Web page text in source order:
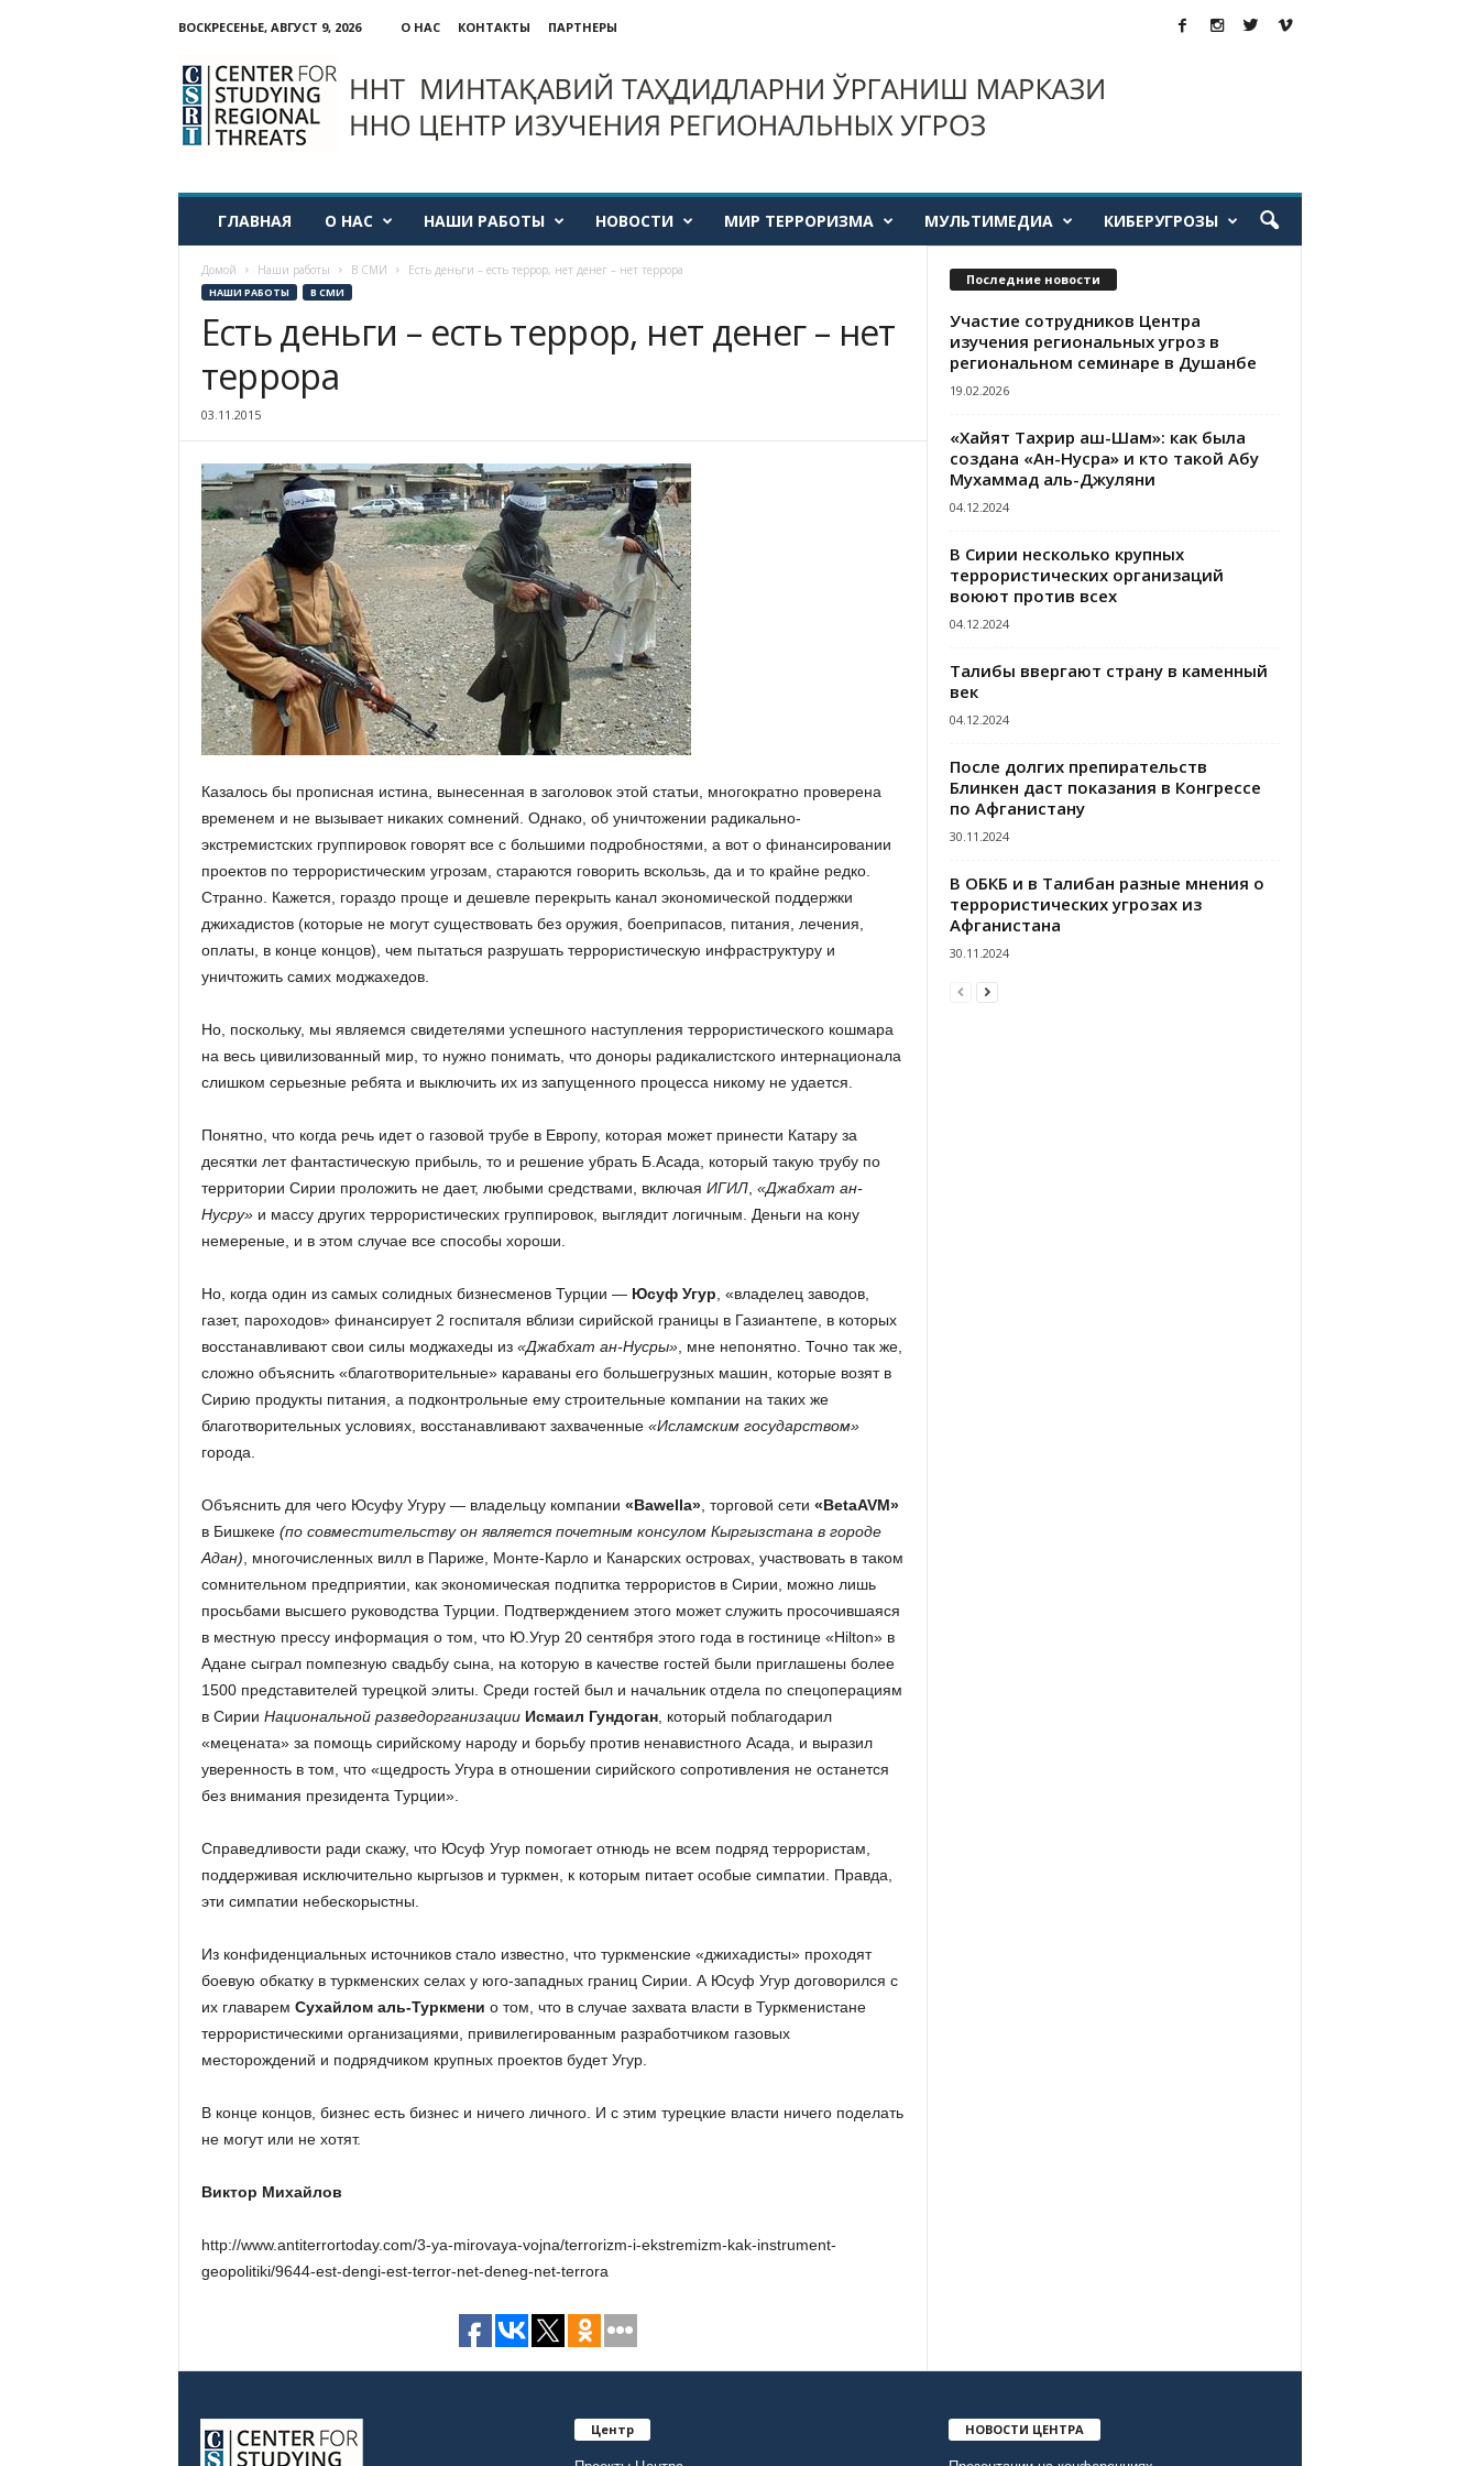
ВОСКРЕСЕНЬЕ, АВГУСТ 9, 2026 О НАС КОНТАКТЫ
ПАРТНЕРЫ
Центр
изучения
региональных
угроз
ГЛАВНАЯ О НАС НАШИ РАБОТЫ НОВОСТИ МИР ТЕРРОРИЗМА МУЛЬТИМЕДИА КИБЕРУГРОЗЫ
Домой Наши работы В СМИ Есть деньги – есть террор, нет денег – нет террора
НАШИ РАБОТЫ В СМИ
Есть деньги – есть террор, нет денег – нет
террора
03.11.2015
Казалось бы прописная истина, вынесенная в заголовок этой статьи, многократно проверена
временем и не вызывает никаких сомнений. Однако, об уничтожении радикально-
экстремистских группировок говорят все с большими подробностями, а вот о финансировании
проектов по террористическим угрозам, стараются говорить вскользь, да и то крайне редко.
Странно. Кажется, гораздо проще и дешевле перекрыть канал экономической поддержки
джихадистов (которые не могут существовать без оружия, боеприпасов, питания, лечения,
оплаты, в конце концов), чем пытаться разрушать террористическую инфраструктуру и
уничтожить самих моджахедов.
Но, поскольку, мы являемся свидетелями успешного наступления террористического кошмара
на весь цивилизованный мир, то нужно понимать, что доноры радикалистского интернационала
слишком серьезные ребята и выключить их из запущенного процесса никому не удается.
Понятно, что когда речь идет о газовой трубе в Европу, которая может принести Катару за
десятки лет фантастическую прибыль, то и решение убрать Б.Асада, который такую трубу по
территории Сирии проложить не дает, любыми средствами, включая ИГИЛ, «Джабхат ан-
Нусру»и массу других террористических группировок, выглядит логичным. Деньги на кону
немереные, и в этом случае все способы хороши.
Но, когда один из самых солидных бизнесменов Турции — Юсуф Угур , «владелец заводов,
газет, пароходов» финансирует 2 госпиталя вблизи сирийской границы в Газиантепе, в которых
восстанавливают свои силы моджахеды из «Джабхат ан-Нусры», мне непонятно. Точно так же,
сложно объяснить «благотворительные» караваны его большегрузных машин, которые возят в
Сирию продукты питания, а подконтрольные ему строительные компании на таких же
благотворительных условиях, восстанавливают захваченные «Исламским государством»
города.
Объяснить для чего Юсуфу Угуру — владельцу компании «Bawella», торговой сети «BetaAVM»
в Бишкеке (по совместительству он является почетным консулом Кыргызстана в городе
Адан) , многочисленных вилл в Париже, Монте-Карло и Канарских островах, участвовать в таком
сомнительном предприятии, как экономическая подпитка террористов в Сирии, можно лишь
просьбами высшего руководства Турции. Подтверждением этого может служить просочившаяся
в местную прессу информация о том, что Ю.Угур 20 сентября этого года в гостинице «Hilton» в
Адане сыграл помпезную свадьбу сына, на которую в качестве гостей были приглашены более
1500 представителей турецкой элиты. Среди гостей был и начальник отдела по спецоперациям
в Сирии Национальной разведорганизации Исмаил Гундоган, который поблагодарил
«мецената» за помощь сирийскому народу и борьбу против ненавистного Асада, и выразил
уверенность в том, что «щедрость Угура в отношении сирийского сопротивления не останется
без внимания президента Турции».
Справедливости ради скажу, что Юсуф Угур помогает отнюдь не всем подряд террористам,
поддерживая исключительно кыргызов и туркмен, к которым питает особые симпатии. Правда,
эти симпатии небескорыстны.
Из конфиденциальных источников стало известно, что туркменские «джихадисты» проходят
боевую обкатку в туркменских селах у юго-западных границ Сирии. А Юсуф Угур договорился с
их главарем Сухайлом аль-Туркмени о том, что в случае захвата власти в Туркменистане
террористическими организациями, привилегированным разработчиком газовых
месторождений и подрядчиком крупных проектов будет Угур.
В конце концов, бизнес есть бизнес и ничего личного. И с этим турецкие власти ничего поделать
не могут или не хотят.
Виктор Михайлов
http://www.antiterrortoday.com/3-ya-mirovaya-vojna/terrorizm-i-ekstremizm-kak-instrument-
geopolitiki/9644-est-dengi-est-terror-net-deneg-net-terrora
Последние новости
Участие сотрудников Центра
изучения региональных угроз в
региональном семинаре в Душанбе
19.02.2026
«Хайят Тахрир аш-Шам»: как была
создана «Ан-Нусра» и кто такой Абу
Мухаммад аль-Джуляни
04.12.2024
В Сирии несколько крупных
террористических организаций
воюют против всех
04.12.2024
Талибы ввергают страну в каменный
век
04.12.2024
После долгих препирательств
Блинкен даст показания в Конгрессе
по Афганистану
30.11.2024
В ОБКБ и в Талибан разные мнения о
террористических угрозах из
Афганистана
30.11.2024
Центр НОВОСТИ ЦЕНТРА